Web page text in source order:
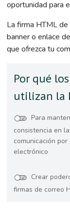
oportunidad para
La firma HTML
banner o enlace
que ofrezca tu
Por qué
utilizan la
Para
consistencia en la
comunicación por
electrónico
Crear
firmas de correo